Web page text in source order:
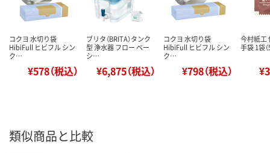
コクヨ 水切り袋
HibiFull ヒビフル シン
ク…
¥578（税込）
ブリタ（BRITA）タンク
型 浄水器 フロー ベー
シ…
¥6,875（税込）
コクヨ 水切り袋
HibiFull ヒビフル シン
ク…
¥798（税込）
今村紙工
手袋 1袋
類似商品と比較